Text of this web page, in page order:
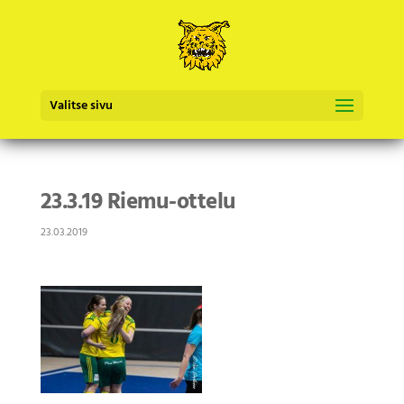
Valitse sivu
23.3.19 Riemu-ottelu
23.03.2019